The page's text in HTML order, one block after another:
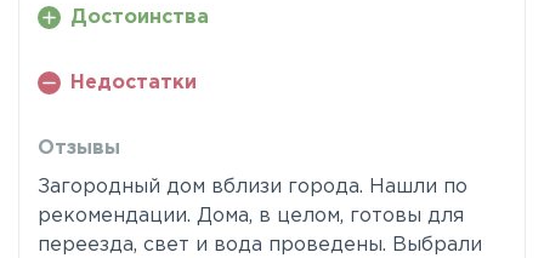
Достоинства
Недостатки
Отзывы
Загородный дом вблизи города. Нашли по
рекомендации. Дома, в целом, готовы для
переезда, свет и вода проведены. Выбрали